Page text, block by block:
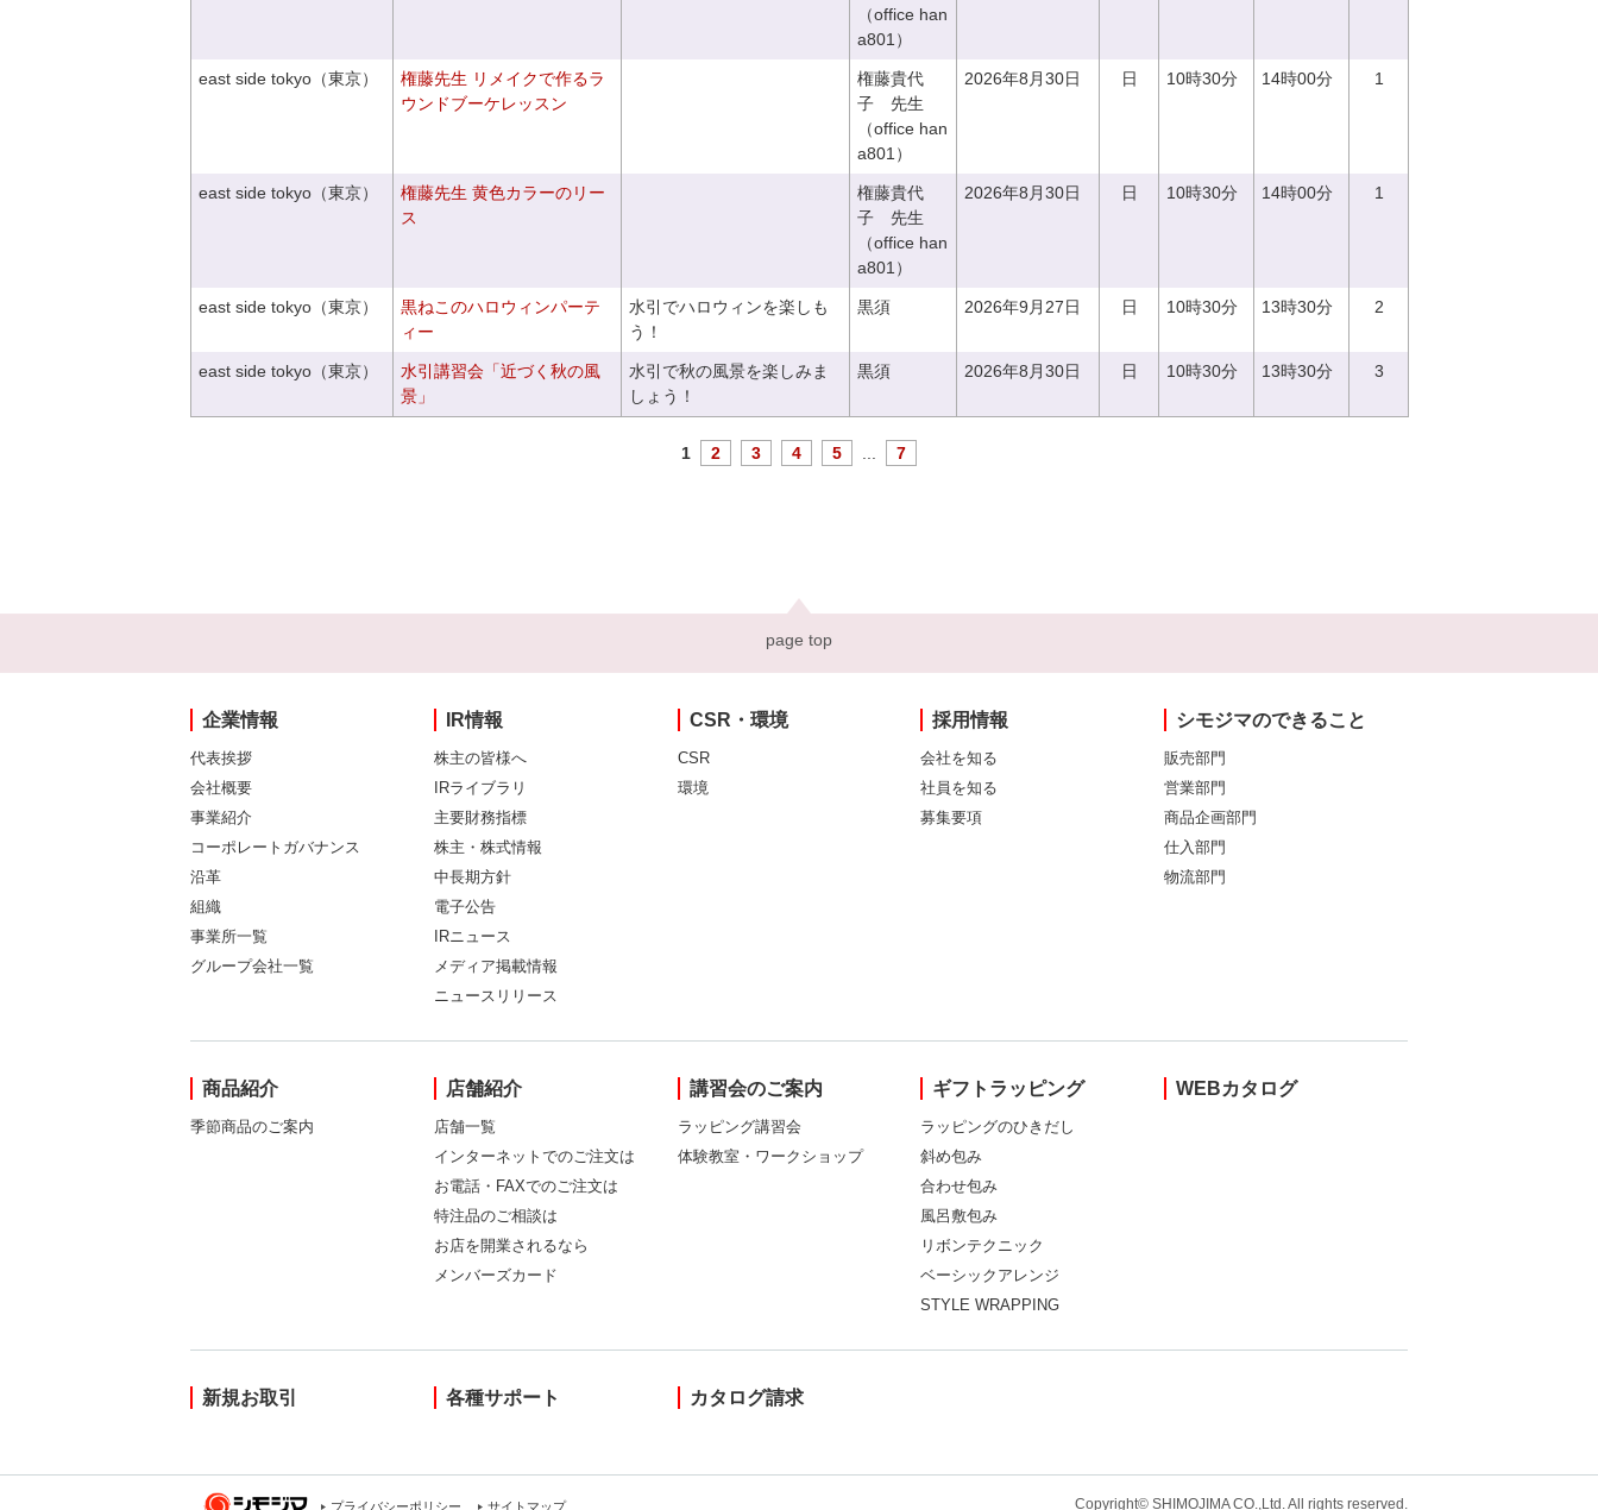
（office han
a801）
east side tokyo（東京）
権藤先生 リメイクで作るラ
ウンドブーケレッスン
権藤貴代
子 先生
（office han
a801）
2026年8月30日 日 10時30分 14時00分 1
east side tokyo（東京）
権藤先生 黄色カラーのリー
ス
権藤貴代
子 先生
（office han
a801）
2026年8月30日 日 10時30分 14時00分 1
east side tokyo（東京）
黒ねこのハロウィンパーテ
ィー
水引でハロウィンを楽しも
う！
黒須 2026年9月27日 日 10時30分 13時30分 2
east side tokyo（東京）
水引講習会「近づく秋の風
景」
水引で秋の風景を楽しみま
しょう！
黒須 2026年8月30日 日 10時30分 13時30分 3
1 2 3 4 5 7
page top
企業情報
代表挨拶
会社概要
事業紹介
コーポレートガバナンス
沿革
組織
事業所一覧
グループ会社一覧
IR情報
株主の皆様へ
IRライブラリ
主要財務指標
株主・株式情報
中長期方針
電子公告
IRニュース
メディア掲載情報
ニュースリリース
CSR・環境
CSR
環境
採用情報
会社を知る
社員を知る
募集要項
シモジマのできること
販売部門
営業部門
商品企画部門
仕入部門
物流部門
商品紹介
季節商品のご案内
店舗紹介
店舗一覧
インターネットでのご注文は
お電話・FAXでのご注文は
特注品のご相談は
お店を開業されるなら
メンバーズカード
講習会のご案内
ラッピング講習会
体験教室・ワークショップ
ギフトラッピング
ラッピングのひきだし
斜め包み
合わせ包み
風呂敷包み
リボンテクニック
ベーシックアレンジ
STYLE WRAPPING
WEBカタログ
新規お取引 各種サポート カタログ請求
プライバシーポリシー サイトマップ Copyright© SHIMOJIMA CO.,Ltd. All rights reserved.